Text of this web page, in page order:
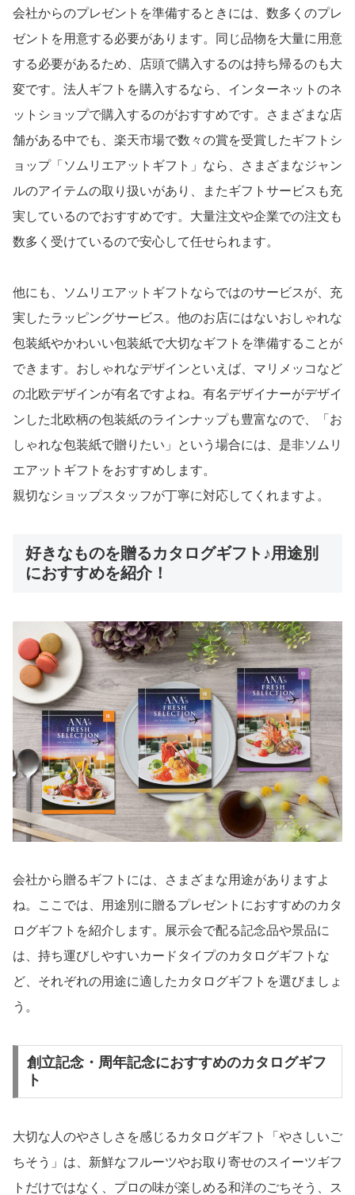
会社からのプレゼントを準備するときには、数多くのプレ
ゼントを用意する必要があります。同じ品物を大量に用意
する必要があるため、店頭で購入するのは持ち帰るのも大
変です。法人ギフトを購入するなら、インターネットのネ
ットショップで購入するのがおすすめです。さまざまな店
舗がある中でも、楽天市場で数々の賞を受賞したギフトシ
ョップ「ソムリエアットギフト」なら、さまざまなジャン
ルのアイテムの取り扱いがあり、またギフトサービスも充
実しているのでおすすめです。大量注文や企業での注文も
数多く受けているので安心して任せられます。
他にも、ソムリエアットギフトならではのサービスが、充
実したラッピングサービス。他のお店にはないおしゃれな
包装紙やかわいい包装紙で大切なギフトを準備することが
できます。おしゃれなデザインといえば、マリメッコなど
の北欧デザインが有名ですよね。有名デザイナーがデザイ
ンした北欧柄の包装紙のラインナップも豊富なので、「お
しゃれな包装紙で贈りたい」という場合には、是非ソムリ
エアットギフトをおすすめします。
親切なショップスタッフが丁寧に対応してくれますよ。
好きなものを贈るカタログギフト♪用途別
におすすめを紹介！
会社から贈るギフトには、さまざまな用途がありますよ
ね。ここでは、用途別に贈るプレゼントにおすすめのカタ
ログギフトを紹介します。展示会で配る記念品や景品に
は、持ち運びしやすいカードタイプのカタログギフトな
ど、それぞれの用途に適したカタログギフトを選びましょ
う。
創立記念・周年記念におすすめのカタログギフ
ト
大切な人のやさしさを感じるカタログギフト「やさしいご
ちそう」は、新鮮なフルーツやお取り寄せのスイーツギフ
トだけではなく、プロの味が楽しめる和洋のごちそう、ス